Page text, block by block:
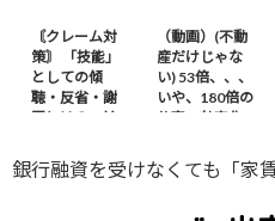
〘クレーム対
策〙 「技能」
としての傾
聴・反省・謝
罪とは？ – 前
（動画）(不動
産だけじゃな
い) 53倍、、、
いや、180倍の
仕事の効率化
銀行融資を受けなくても「家